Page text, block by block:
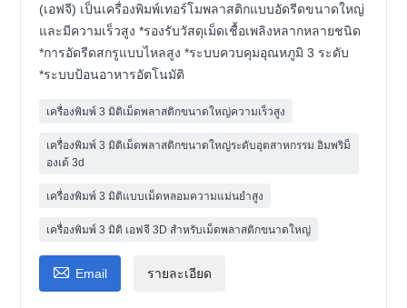
(เอฟจี) เป็นเครื่องพิมพ์เทอร์โมพลาสติกแบบอัดรีดขนาดใหญ่
และมีความเร็วสูง *รองรับวัสดุเม็ดเชื้อเพลิงหลากหลายชนิด
*การอัดรีดสกรูแบบไหลสูง *ระบบควบคุมอุณหภูมิ 3 ระดับ
*ระบบป้อนอาหารอัตโนมัติ
เครื่องพิมพ์ 3 มิติเม็ดพลาสติกขนาดใหญ่ความเร็วสูง
เครื่องพิมพ์ 3 มิติเม็ดพลาสติกขนาดใหญ่ระดับอุตสาหกรรม อิมพริม็
องเต้ 3d
เครื่องพิมพ์ 3 มิติแบบเม็ดหลอมความแม่นยำสูง
เครื่องพิมพ์ 3 มิติ เอฟจี 3D สำหรับเม็ดพลาสติกขนาดใหญ่
 Email รายละเอียด